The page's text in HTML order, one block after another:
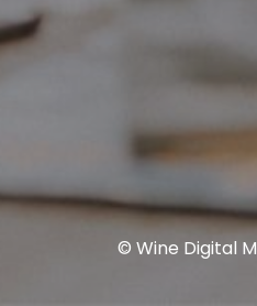
© Wine Digital